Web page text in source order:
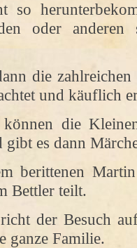
so
oder anderen
die zahlreichen
und käuflich
die
es dann
berittenen
Bettler teilt.
der Besuch
ganze Familie.